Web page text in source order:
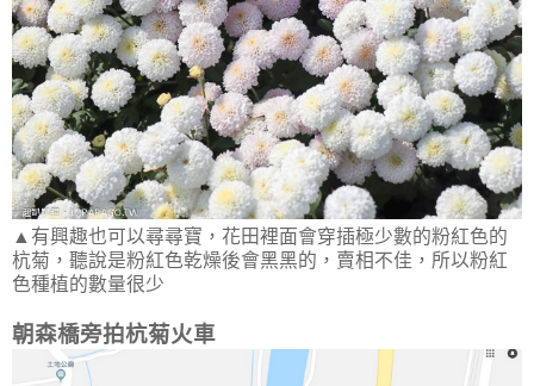
▲有興趣也可以尋尋寶，花田裡面會穿插極少數的粉紅色的
杭菊，聽說是粉紅色乾燥後會黑黑的，賣相不佳，所以粉紅
色種植的數量很少
朝森橋旁拍杭菊火車